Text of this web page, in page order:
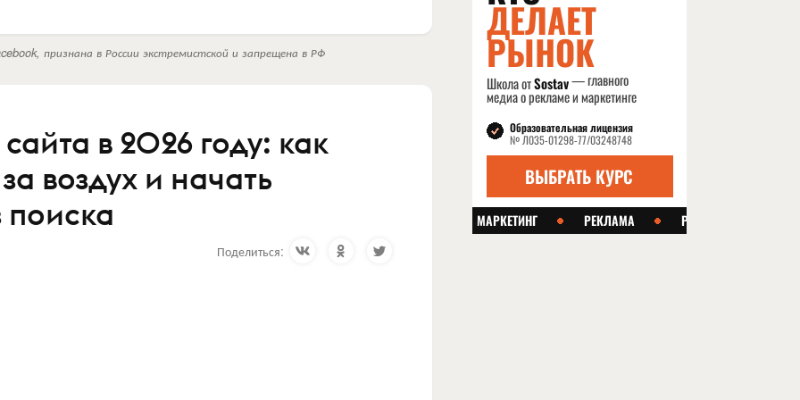
признана в России экстремистской и запрещена в РФ
в 2026 году: как
воздух и начать
поиска
Поделиться: